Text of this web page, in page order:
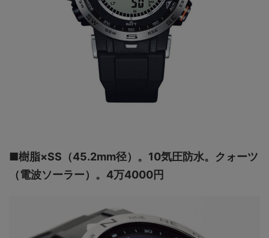
■樹脂×SS（45.2mm径）。10気圧防水。クォーツ
（電波ソーラー）。4万4000円